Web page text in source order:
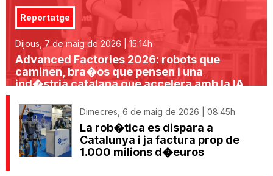
Reportatge
Dijous, 7 de maig de 2026 | 15:14h
Advanced Factories 2026: robots que
caminen, bra�os que pensen i una
ind�stria catalana que accelera amb la IA
Dimecres, 6 de maig de 2026 | 08:45h
La rob�tica es dispara a
Catalunya i ja factura prop de
1.000 milions d�euros